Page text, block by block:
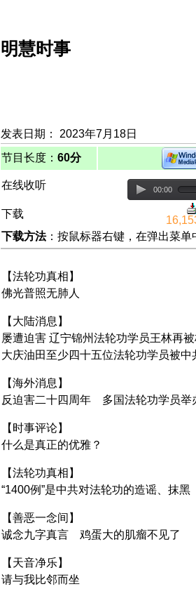
明慧时事
发表日期： 2023年7月18日
节目长度： 60分
在线收听 00:00
下载
下载方法：按鼠标器右键，在弹出菜
【法轮功真相】
佛光普照无肺人
【大陆消息】
屡遭迫害 辽宁锦州法轮功学员王林再
大庆油田至少四十五位法轮功学员被中
【海外消息】
反迫害二十四周年 多国法轮功学员举
【时事评论】
什么是真正的优雅？
【法轮功真相】
“1400例”是中共对法轮功的造谣、抹黑
【善恶一念间】
诚念九字真言 鸡蛋大的肌瘤不见了
【天音净乐】
请与我比邻而坐